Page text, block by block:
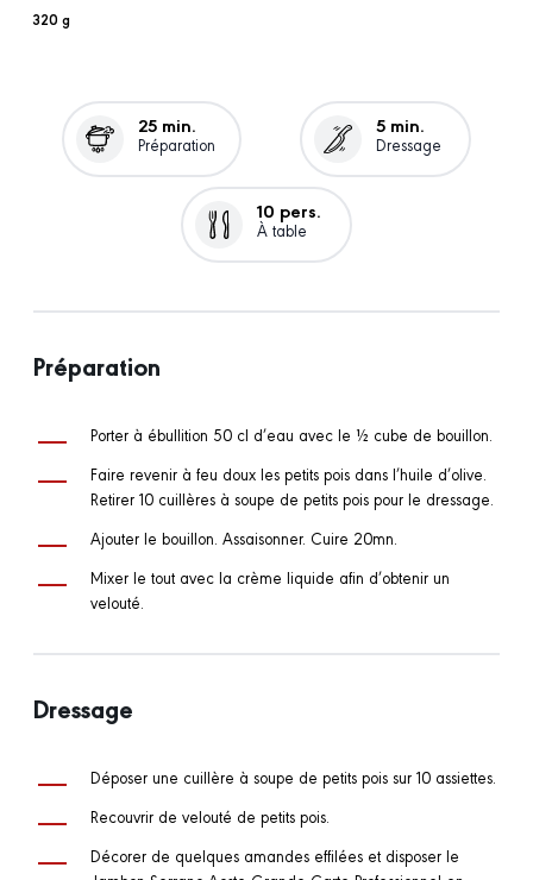
320 g
25 min.
Préparation
5 min.
Dressage
10 pers.
À table
Préparation
Porter à ébullition 50 cl d’eau avec le ½ cube de bouillon.
Faire revenir à feu doux les petits pois dans l’huile d’olive.
Retirer 10 cuillères à soupe de petits pois pour le dressage.
Ajouter le bouillon. Assaisonner. Cuire 20mn.
Mixer le tout avec la crème liquide afin d’obtenir un
velouté.
Dressage
Déposer une cuillère à soupe de petits pois sur 10 assiettes.
Recouvrir de velouté de petits pois.
Décorer de quelques amandes effilées et disposer le